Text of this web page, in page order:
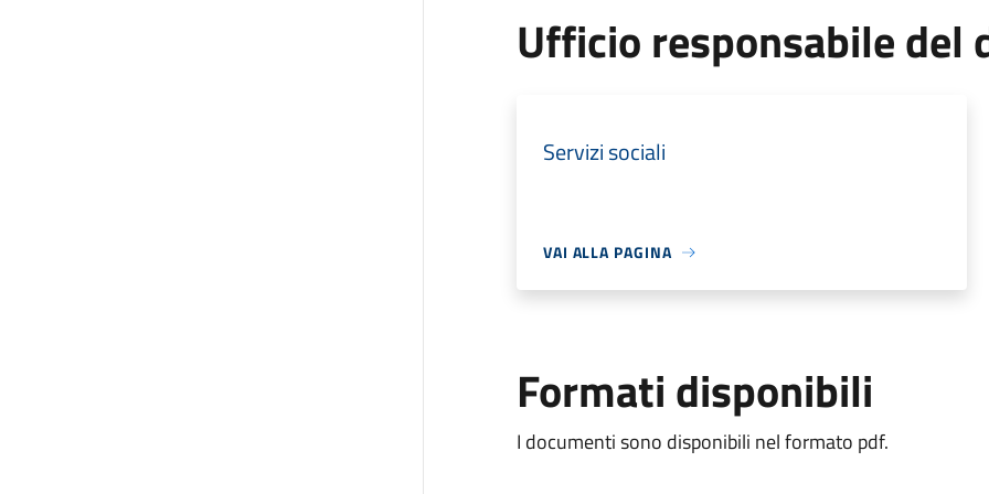
Ufficio responsabile del
Servizi sociali
VAI ALLA PAGINA
Formati disponibili
I documenti sono disponibili nel formato pdf.